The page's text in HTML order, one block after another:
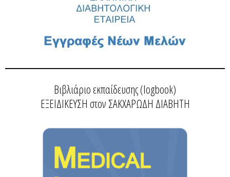
Βιβλιάριο εκπαίδευσης (logbook)
ΕΞΕΙΔΙΚΕΥΣΗ στον ΣΑΚΧΑΡΩΔΗ ΔΙΑΒΗΤΗ